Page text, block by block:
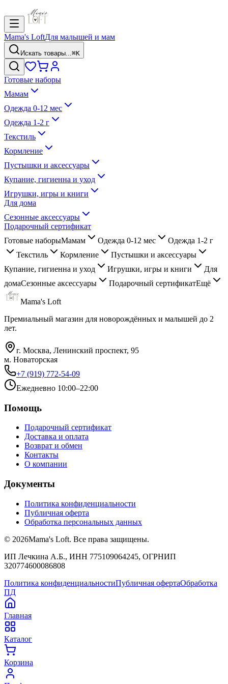
Mama's LoftДля малышей и мам
Искать товары...⌘K
Готовые наборы
Мамам
Одежда 0-12 мес
Одежда 1-2 г
Текстиль
Кормление
Пустышки и аксессуары
Купание, гигиенна и уход
Игрушки, игры и книги
Для дома
Сезонные аксессуары
Подарочный сертификат
Готовые наборыМамам Одежда 0-12 мес
Одежда 1-2 г
Текстиль
Кормление
Пустышки и аксессуары
Купание, гигиенна и уход
Игрушки, игры и книги
Для
домаСезонные аксессуары Подарочный сертификатЕщё
Mama's Loft
Премиальный магазин для новорождённых и малышей до 2
лет.
г. Москва, Ленинский проспект, 95
м. Новаторская
+7 (919) 772-54-09
Ежедневно 10:00–22:00
Помощь
Подарочный сертификат
Доставка и оплата
Возврат и обмен
Контакты
О компании
Документы
Политика конфиденциальности
Публичная оферта
Обработка персональных данных
© 2026Mama's Loft. Все права защищены.
ИП Лечкина А.Б., ИНН 775109064245, ОГРНИП
320774600086808
Политика конфиденциальностиПубличная офертаОбработка
ПД
Главная
Каталог
Корзина